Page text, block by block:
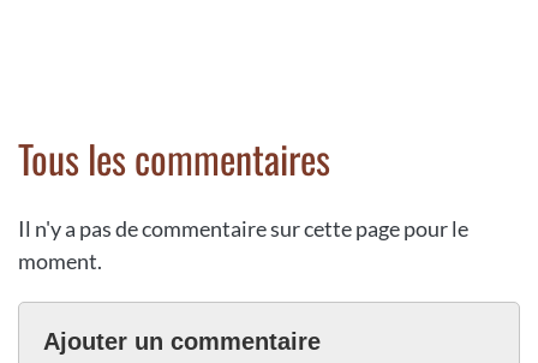
Tous les commentaires
Il n'y a pas de commentaire sur cette page pour le
moment.
Ajouter un commentaire